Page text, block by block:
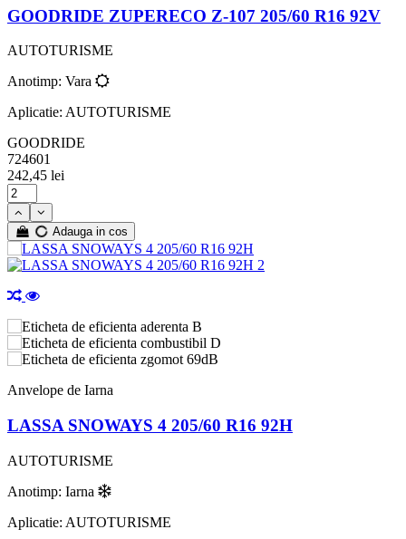
GOODRIDE ZUPERECO Z-107 205/60 R16 92V
AUTOTURISME
Anotimp: Vara
Aplicatie: AUTOTURISME
GOODRIDE
724601
242,45 lei
Adauga in cos
B
D
69dB
Anvelope de Iarna
LASSA SNOWAYS 4 205/60 R16 92H
AUTOTURISME
Anotimp: Iarna
Aplicatie: AUTOTURISME